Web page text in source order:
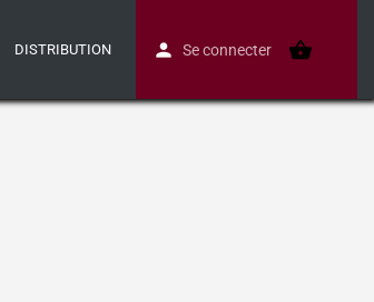
DISTRIBUTION Se connecter